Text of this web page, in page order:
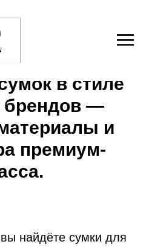
в стиле
—
и
премиум-
найдёте сумки для